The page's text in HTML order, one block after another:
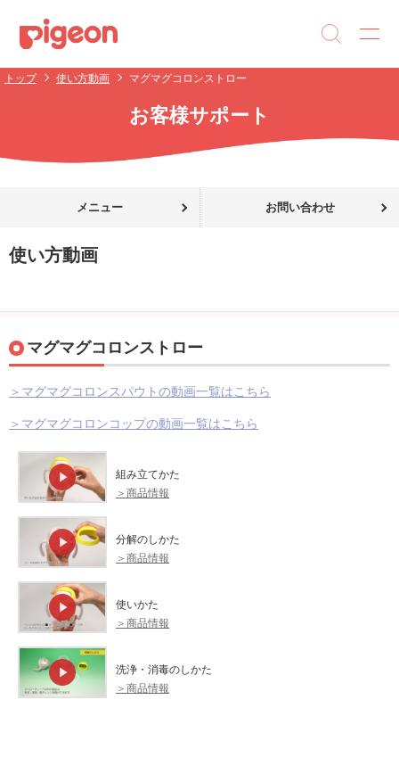
トップ 使い方動画 マグマグコロンストロー
お客様サポート
メニュー お問い合わせ
使い方動画
マグマグコロンストロー
＞マグマグコロンスパウトの動画一覧はこちら
＞マグマグコロンコップの動画一覧はこちら
組み立てかた
＞商品情報
分解のしかた
＞商品情報
使いかた
＞商品情報
洗浄・消毒のしかた
＞商品情報